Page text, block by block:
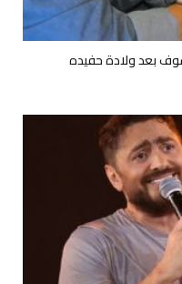
بعد ولادة حفيده